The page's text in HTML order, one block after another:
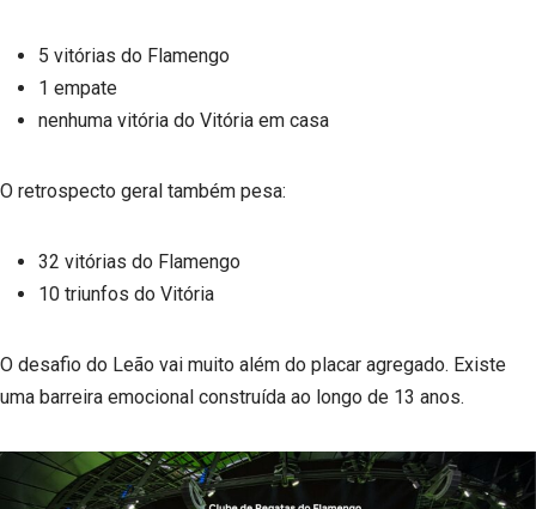
5 vitórias do Flamengo
1 empate
nenhuma vitória do Vitória em casa
O retrospecto geral também pesa:
32 vitórias do Flamengo
10 triunfos do Vitória
O desafio do Leão vai muito além do placar agregado. Existe
uma barreira emocional construída ao longo de 13 anos.